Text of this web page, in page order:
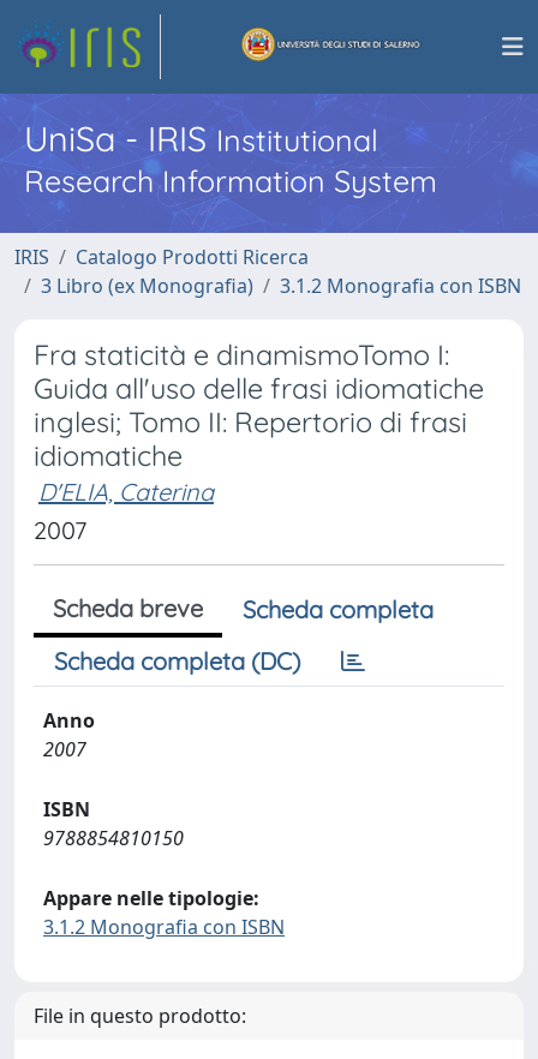
UniSa - IRISInstitutional
Research Information System
IRIS
Catalogo Prodotti Ricerca
3 Libro (ex Monografia)
3.1.2 Monografia con ISBN
Fra staticità e dinamismoTomo I:
Guida all'uso delle frasi idiomatiche
inglesi; Tomo II: Repertorio di frasi
idiomatiche
D'ELIA, Caterina
2007
Scheda breve
Scheda completa
Scheda completa (DC)
Anno
2007
ISBN
9788854810150
Appare nelle tipologie:
3.1.2 Monografia con ISBN
File in questo prodotto: